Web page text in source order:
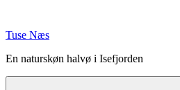
indhold
Tuse Næs
En naturskøn halvø i Isefjorden